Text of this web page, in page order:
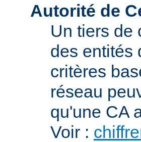
Autorité de
Un tiers de
des entités
critères
réseau
qu'une CA
Voir :